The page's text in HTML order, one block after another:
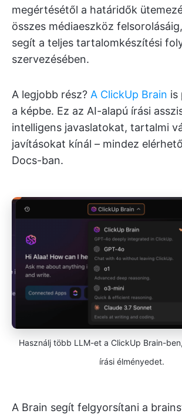
megértésétől a határidők
összes médiaeszköz
segít a teljes tartalomkészítési
szervezésében.
A legjobb rész? A ClickUp Brain is
a képbe. Ez az AI-alapú írási
intelligens javaslatokat, tartalmi
javításokat kínál – mindez
Docs-ban.
Használj több LLM-et a ClickUp Brain-
írási élményedet.
A Brain segít felgyorsítani a